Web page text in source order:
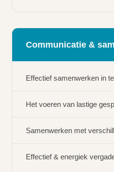
Communicatie &
Effectief samenwerken in
Het voeren van lastige
Samenwerken met
Effectief & energiek